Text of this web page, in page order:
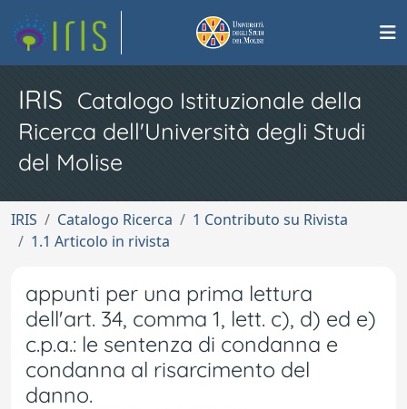
IRIS Catalogo Istituzionale della
Ricerca dell'Università degli Studi
del Molise
IRIS Catalogo Ricerca
1 Contributo su Rivista
1.1 Articolo in rivista
appunti per una prima lettura
dell'art. 34, comma 1, lett. c), d) ed e)
c.p.a.: le sentenza di condanna e
condanna al risarcimento del
danno.